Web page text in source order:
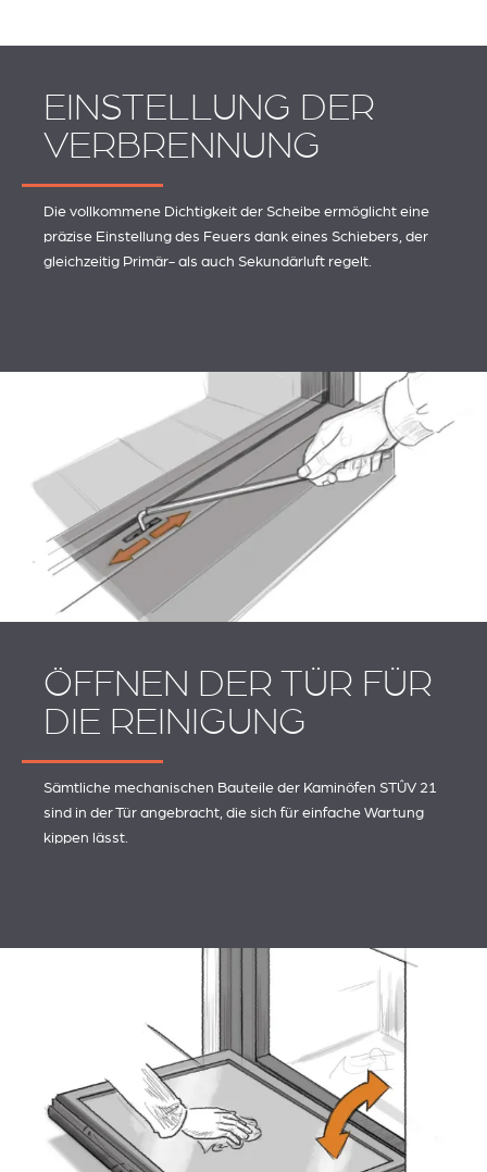
EINSTELLUNG DER
VERBRENNUNG
Die vollkommene Dichtigkeit der Scheibe ermöglicht eine
präzise Einstellung des Feuers dank eines Schiebers, der
gleichzeitig Primär- als auch Sekundärluft regelt.
ÖFFNEN DER TÜR FÜR
DIE REINIGUNG
Sämtliche mechanischen Bauteile der Kaminöfen STÛV 21
sind in der Tür angebracht, die sich für einfache Wartung
kippen lässt.